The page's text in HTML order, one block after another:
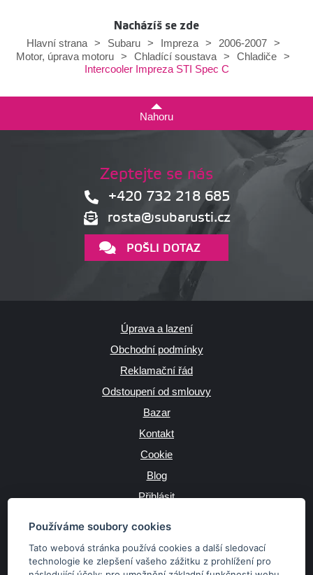
Používáme soubory cookies
Tato webová stránka používá cookies a další sledovací
technologie ke zlepšení vašeho zážitku z prohlížení pro
Nacházíš se zde
Hlavní strana
> Subaru > Impreza > 2006-2007
>
Motor, úprava motoru > Chladící soustava > Chladiče >
Intercooler Impreza STI Spec C
Nahoru
Zeptejte se nás
+420 732 218 685
rosta@subarusti.cz
POŠLI DOTAZ
Úprava a lazení
Obchodní podmínky
Reklamační řád
Odstoupení od smlouvy
Bazar
Kontakt
Cookie
Blog
Přihlásit